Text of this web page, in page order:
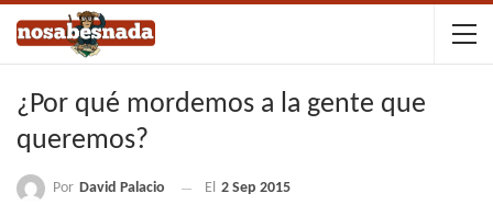
¿Por qué mordemos a la gente que
queremos?
Por David Palacio El 2 Sep 2015